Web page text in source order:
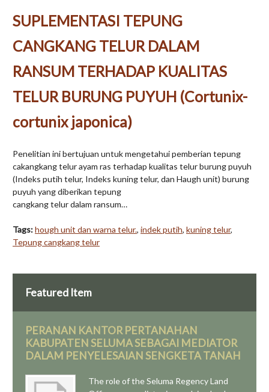
SUPLEMENTASI TEPUNG
CANGKANG TELUR DALAM
RANSUM TERHADAP KUALITAS
TELUR BURUNG PUYUH (Cortunix-
cortunix japonica)
Penelitian ini bertujuan untuk mengetahui pemberian tepung
cakangkang telur ayam ras terhadap kualitas telur burung puyuh
(Indeks putih telur, Indeks kuning telur, dan Haugh unit) burung
puyuh yang diberikan tepung
cangkang telur dalam ransum…
Tags:hough unit dan warna telur., indek putih, kuning telur,
Tepung cangkang telur
Featured Item
PERANAN KANTOR PERTANAHAN
KABUPATEN SELUMA SEBAGAI MEDIATOR
DALAM PENYELESAIAN SENGKETA TANAH
The role of the Seluma Regency Land